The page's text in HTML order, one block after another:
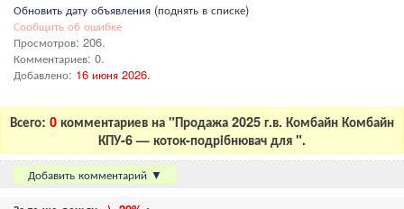
Обновить дату объявления (поднять в списке)
Сообщить об ошибке
Просмотров: 206.
Комментариев: 0.
Добавлено: 16 июня 2026.
Всего: 0 комментариев на "Продажа 2025 г.в. Комбайн Комбайн
КПУ-6 — коток-подрібнювач для ".
Добавить комментарий ▼